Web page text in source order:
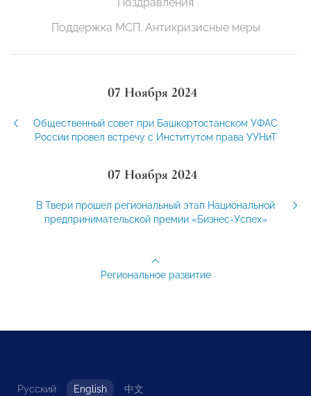
Поддержка МСП. Антикризисные меры
07 Ноября 2024
Общественный совет при Башкортостанском УФАС
России провел встречу с Институтом права УУНиТ
07 Ноября 2024
В Твери прошел региональный этап Национальной
предпринимательской премии «Бизнес-Успех»
Региональное развитие
Русский English 中文